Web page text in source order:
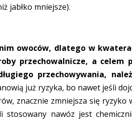
jabłko mniejsze).
owoców, dlatego w
przechowalnicze, a
przechowywania,
już ryzyka, bo nawet jeśli
znacznie zmniejsza się
nawóz jest